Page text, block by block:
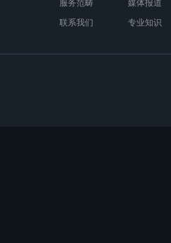
服务范畴
联系我们
媒体报道
专业知识